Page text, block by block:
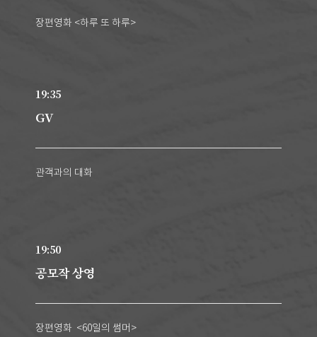
장편영화 <하루 또 하루>
19:35
GV
관객과의 대화
19:50
공모작 상영
장편영화 <60일의 썸머>